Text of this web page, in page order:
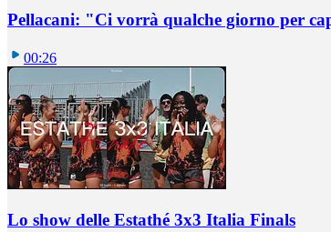
Pellacani: "Ci vorrà qualche giorno per
00:26
Lo show delle Estathé 3x3 Italia Finals